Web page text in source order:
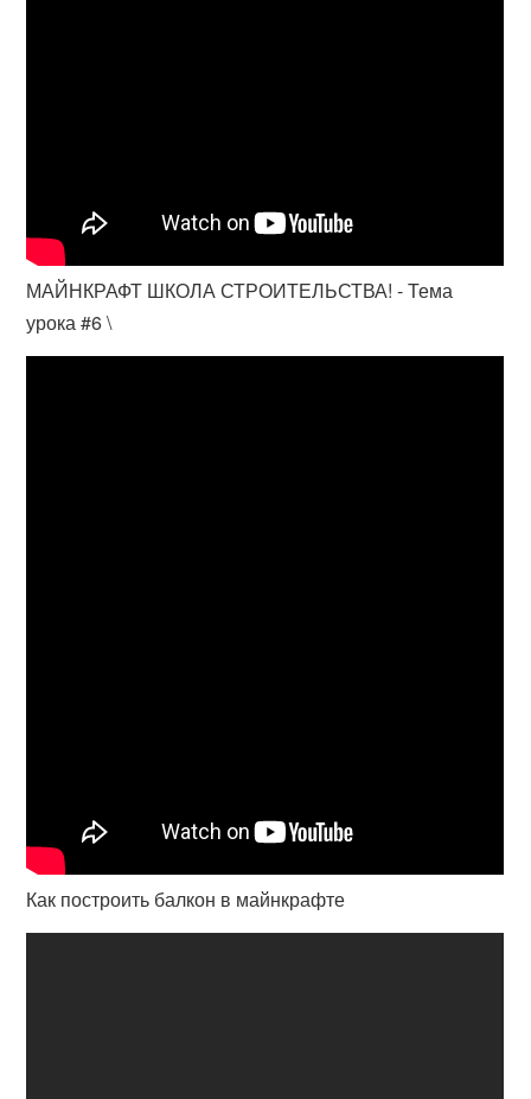
МАЙНКРАФТ ШКОЛА СТРОИТЕЛЬСТВА! - Тема
урока #6 \
Как построить балкон в майнкрафте